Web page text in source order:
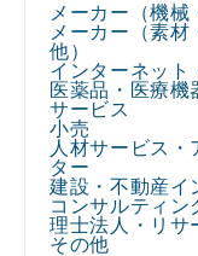
メーカー（機械
メーカー（素
他）​
インターネット
医薬品・医療機
サービス​
小売​
人材サービス
ター​
建設・不動産イ
コンサルティン
理士法人・リサ
その他